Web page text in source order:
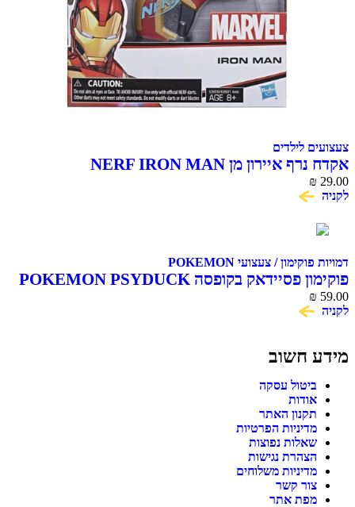
צעצועים לילדים
אקדח נרף איירון מן NERF IRON MAN
₪ 29.00
לקניה
דמויות פוקימון / צעצועי POKEMON
פוקימון פסיידאק בקופסה POKEMON PSYDUCK
₪ 59.00
לקניה
מידע חשוב
ביטול עסקה
אודות
תקנון האתר
מדיניות הפרטיות
שאלות נפוצות
הצהרת נגישות
מדיניות משלוחים
צור קשר
מפת אתר